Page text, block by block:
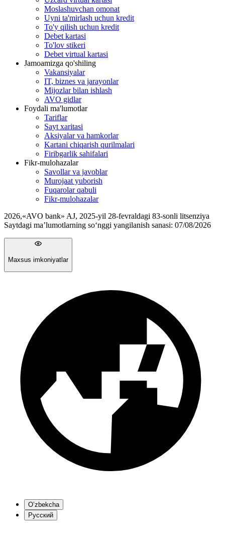
Moslashuvchan omonat
Uyni ta'mirlash uchun kredit
To'y qilish uchun kredit
Debet kartasi
To'lov stikeri
Debet virtual kartasi
Jamoamizga qo'shiling
Vakansiyalar
IT, biznes va jarayonlar
Mijozlar bilan ishlash
AVO gidlar
Foydali ma'lumotlar
Tariflar
Sayt xaritasi
Aksiyalar va hamkorlar
Kartani chiqarish qurilmalari
Firibgarlik sahifalari
Fikr-mulohazalar
Savollar va javoblar
Murojaat yuborish
Fuqarolar qabuli
Fikr-mulohazalar
2026,«AVO bank» AJ, 2025-yil 28-fevraldagi 83-sonli litsenziya
Saytdagi ma’lumotlarning so‘nggi yangilanish sanasi: 07/08/2026
Maxsus imkoniyatlar
O’zbekcha
Русский